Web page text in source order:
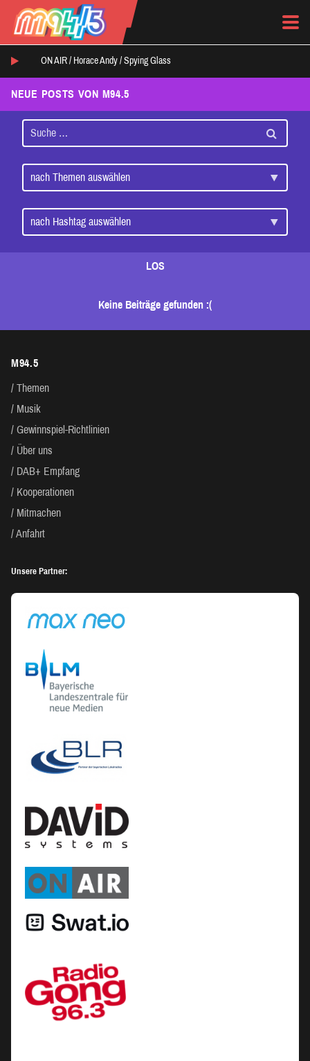
ON AIR / Horace Andy / Spying Glass
NEUE POSTS VON M94.5
LOS
Keine Beiträge gefunden :(
M94.5
Themen
Musik
Gewinnspiel-Richtlinien
Über uns
DAB+ Empfang
Kooperationen
Mitmachen
Anfahrt
Unsere Partner: